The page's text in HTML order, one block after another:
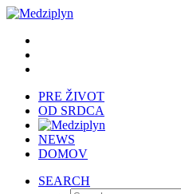
PRE ŽIVOT
OD SRDCA
NEWS
DOMOV
SEARCH